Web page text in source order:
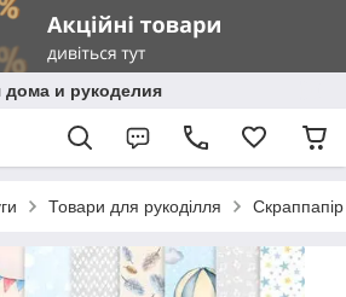
дома и рукоделия
Товари для рукоділля